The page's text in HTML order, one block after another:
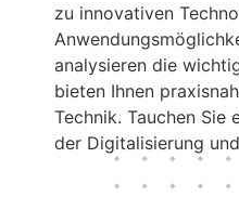
zu innovativen
analysieren die
bieten Ihnen
Technik. Tauchen Sie
der Digitalisierung